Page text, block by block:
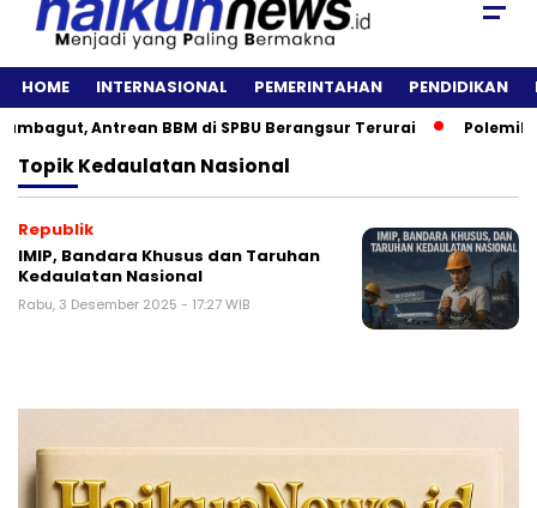
HOME INTERNASIONAL PEMERINTAHAN PENDIDIKAN
Antrean BBM di SPBU Berangsur Terurai Polemik
TopikKedaulatan Nasional
Republik
IMIP, Bandara Khusus dan Taruhan
Kedaulatan Nasional
Rabu, 3 Desember 2025 - 17:27 WIB